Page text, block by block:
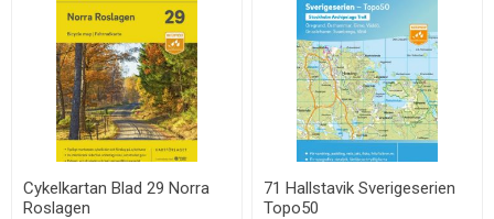
Cykelkartan Blad 29 Norra
Roslagen
71 Hallstavik Sverigeserien
Topo50